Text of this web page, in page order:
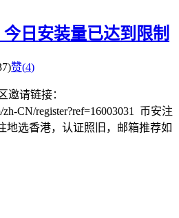
日安装量已达到限制
赞(4)
邀请链接：
zh-CN/register?ref=16003031 币安注
地选香港，认证照旧，邮箱推荐如